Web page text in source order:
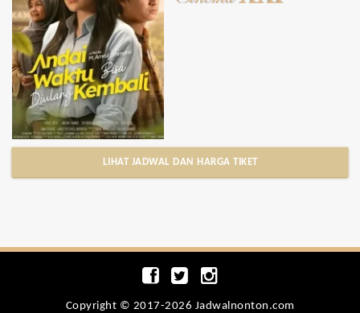
LIHAT JADWAL DAN HARGA TIKET
Copyright © 2017-2026 Jadwalnonton.com